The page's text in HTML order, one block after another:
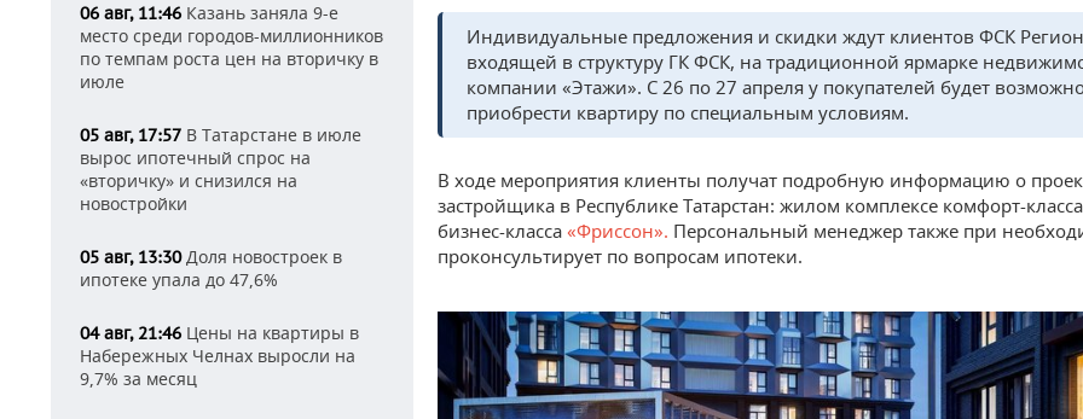
06 авг, 11:46 Казань заняла 9-е
место среди городов-миллионников
по темпам роста цен на вторичку в
июле
05 авг, 17:57 В Татарстане в июле
вырос ипотечный спрос на
«вторичку» и снизился на
новостройки
05 авг, 13:30Доля новостроек в
ипотеке упала до 47,6%
04 авг, 21:46 Цены на квартиры в
Набережных Челнах выросли на
9,7% за месяц
Индивидуальные предложения и скидки ждут клиентов ФСК
входящей в структуру ГК ФСК, на традиционной ярмарке
компании «Этажи». С 26 по 27 апреля у покупателей будет
приобрести квартиру по специальным условиям.
В ходе мероприятия клиенты получат подробную информацию о
застройщика в Республике Татарстан: жилом комплексе комфорт-класса
бизнес-класса «Фриссон». Персональный менеджер также при
проконсультирует по вопросам ипотеки.